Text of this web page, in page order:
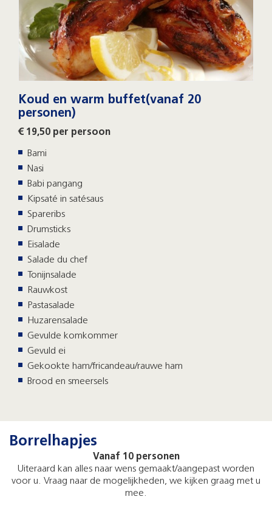
Koud en warm buffet(vanaf 20
personen)
€ 19,50 per persoon
Bami
Nasi
Babi pangang
Kipsaté in satésaus
Spareribs
Drumsticks
Eisalade
Salade du chef
Tonijnsalade
Rauwkost
Pastasalade
Huzarensalade
Gevulde komkommer
Gevuld ei
Gekookte ham/fricandeau/rauwe ham
Brood en smeersels
Borrelhapjes
Vanaf 10 personen
Uiteraard kan alles naar wens gemaakt/aangepast worden
voor u. Vraag naar de mogelijkheden, we kijken graag met u
mee.